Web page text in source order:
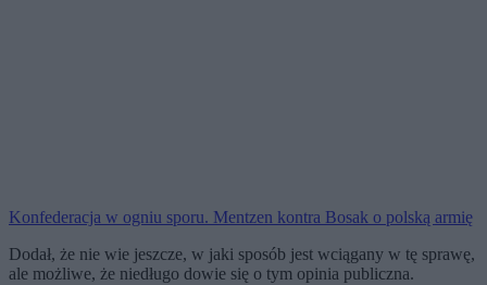
Konfederacja w ogniu sporu. Mentzen kontra Bosak o polską armię
Dodał, że nie wie jeszcze, w jaki sposób jest wciągany w tę sprawę,
ale możliwe, że niedługo dowie się o tym opinia publiczna.